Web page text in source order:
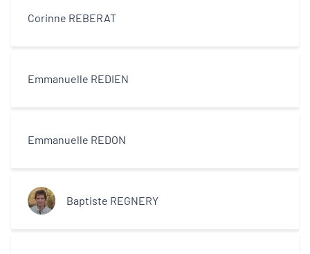
Corinne REBERAT
Emmanuelle REDIEN
Emmanuelle REDON
Baptiste REGNERY